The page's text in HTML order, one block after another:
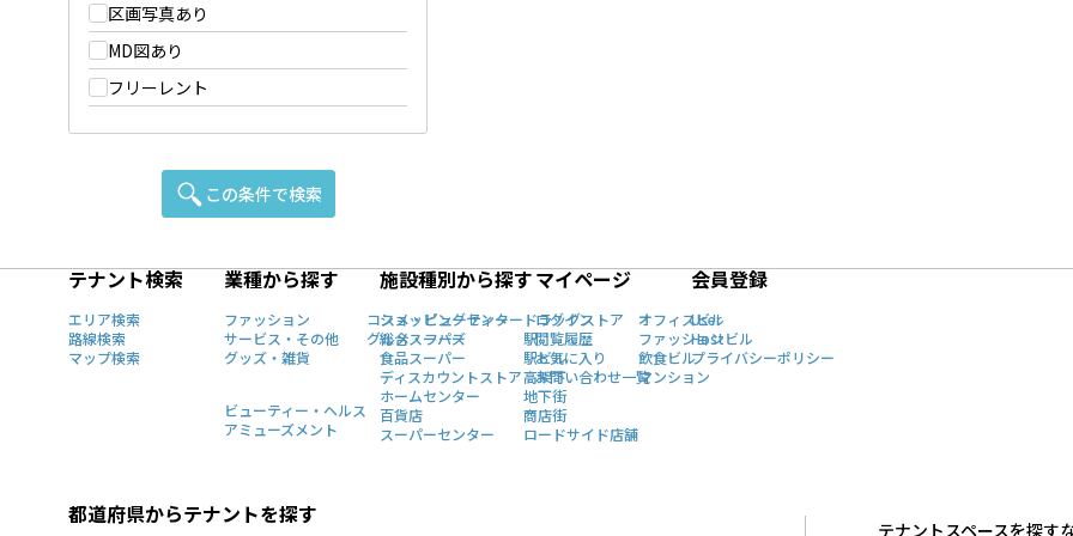
区画写真あり
MD図あり
フリーレント
この条件で検索
テナント検索
エリア検索
路線検索
マップ検索
業種から探す
ファッション
サービス・その他
グッズ・雑貨
ビューティー・ヘルス
アミューズメント
コスメ・ビューティー
グルメ・フーズ
施設種別から探す
ショッピングセンター
総合スーパー
食品スーパー
ディスカウントストア
ホームセンター
百貨店
スーパーセンター
ドラッグストア
駅
駅ビル
高架下
地下街
商店街
ロードサイド店舗
オフィスビル
ファッションビル
飲食ビル
マンション
マイページ
ログイン
閲覧履歴
お気に入り
お問い合わせ一覧
会員登録
User
Host
プライバシーポリシー
都道府県からテナントを探す
テナントスペースを探す